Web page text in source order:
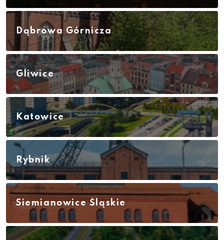
Dąbrowa Górnicza
Gliwice
Katowice
Rybnik
Siemianowice Śląskie